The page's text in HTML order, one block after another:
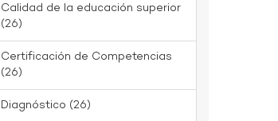
Calidad de la educación superior
(26)
Certificación de Competencias
(26)
Diagnóstico (26)